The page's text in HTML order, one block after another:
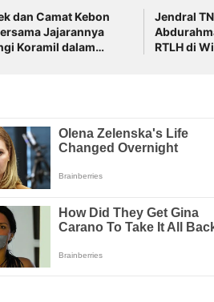
dan Camat Kebon
Jajarannya
Koramil dalam
Jendral
RTLH di